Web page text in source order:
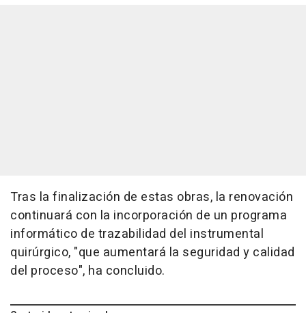
Tras la finalización de estas obras, la renovación
continuará con la incorporación de un programa
informático de trazabilidad del instrumental
quirúrgico, "que aumentará la seguridad y calidad
del proceso", ha concluido.